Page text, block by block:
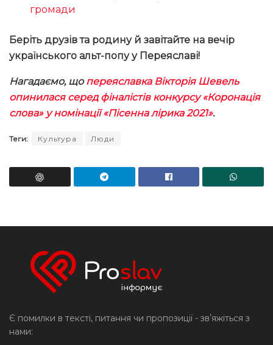
громади
Беріть друзів та родину й завітайте на вечір
українського альт-попу у Переяславі!
Нагадаємо, щопереяславка Вікторія Шевель
опинилася серед фіналістів конкурсу «Коронація
слова» у номінації «Пісенна лірика 2021».
Теги: Культура Люди
Є помилки в тексті, питання чи пропозиції - звʼяжіться з
нами: